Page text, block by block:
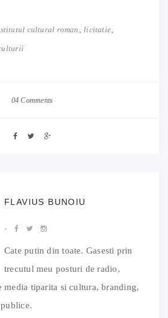
cultural roman licitatie
04 Comments
FLAVIUS BUNOIU
Cate putin din toate. Gasesti prin
trecutul meu posturi de radio,
media tiparita si cultura, branding,